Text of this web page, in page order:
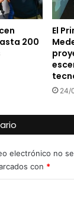
200
El
24/
electrónico no
con *